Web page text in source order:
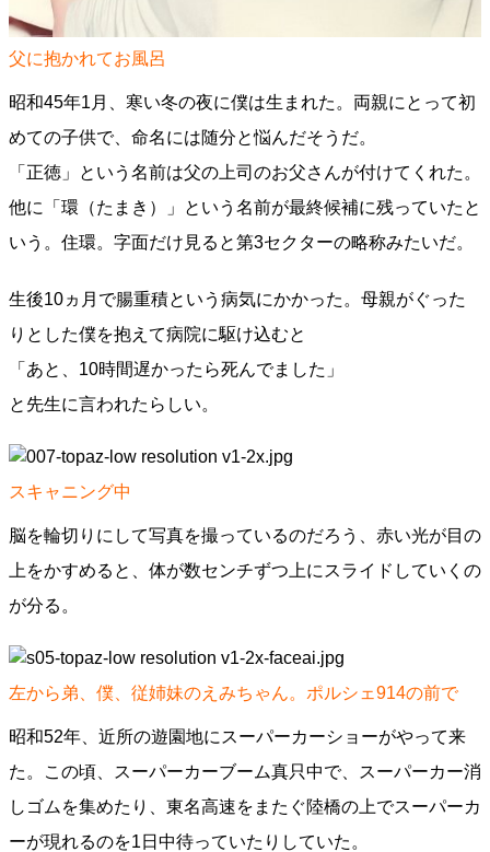
父に抱かれてお風呂
昭和45年1月、寒い冬の夜に僕は生まれた。両親にとって初
めての子供で、命名には随分と悩んだそうだ。
「正徳」という名前は父の上司のお父さんが付けてくれた。
他に「環（たまき）」という名前が最終候補に残っていたと
いう。住環。字面だけ見ると第3セクターの略称みたいだ。
生後10ヵ月で腸重積という病気にかかった。母親がぐった
りとした僕を抱えて病院に駆け込むと
「あと、10時間遅かったら死んでました」
と先生に言われたらしい。
スキャニング中
脳を輪切りにして写真を撮っているのだろう、赤い光が目の
上をかすめると、体が数センチずつ上にスライドしていくの
が分る。
左から弟、僕、従姉妹のえみちゃん。ポルシェ914の前で
昭和52年、近所の遊園地にスーパーカーショーがやって来
た。この頃、スーパーカーブーム真只中で、スーパーカー消
しゴムを集めたり、東名高速をまたぐ陸橋の上でスーパーカ
ーが現れるのを1日中待っていたりしていた。